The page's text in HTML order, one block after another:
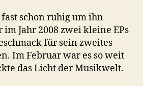
schon ruhig um ihn
Jahr 2008 zwei kleine EPs
für sein zweites
Im Februar war es so weit
das Licht der Musikwelt.